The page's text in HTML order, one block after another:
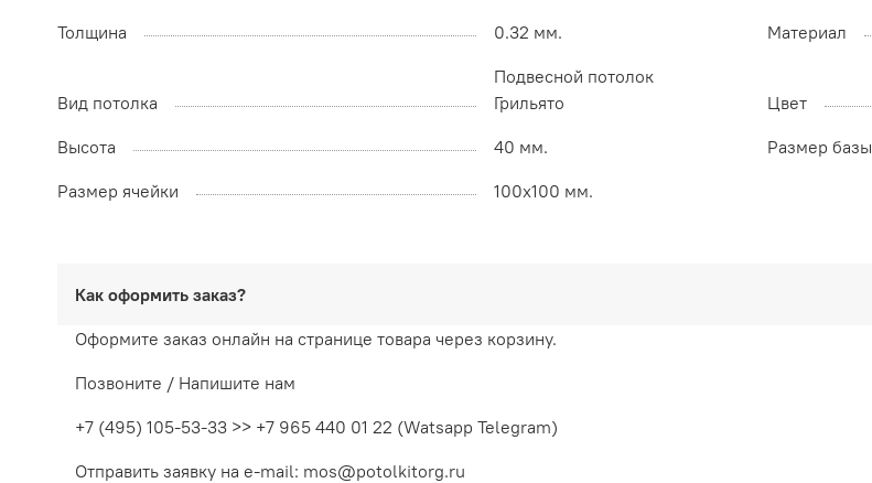
Толщина
0.32 мм. Материал
Вид потолка
Подвесной потолок
Грильято
Цвет
Высота
40 мм. Размер базы
Размер ячейки
100х100 мм.
Как оформить заказ?
Оформите заказ онлайн на странице товара через корзину.
Позвоните / Напишите нам
+7 (495) 105-53-33 >> +7 965 440 01 22 (Watsapp Telegram)
Отправить заявку на e-mail: mos@potolkitorg.ru